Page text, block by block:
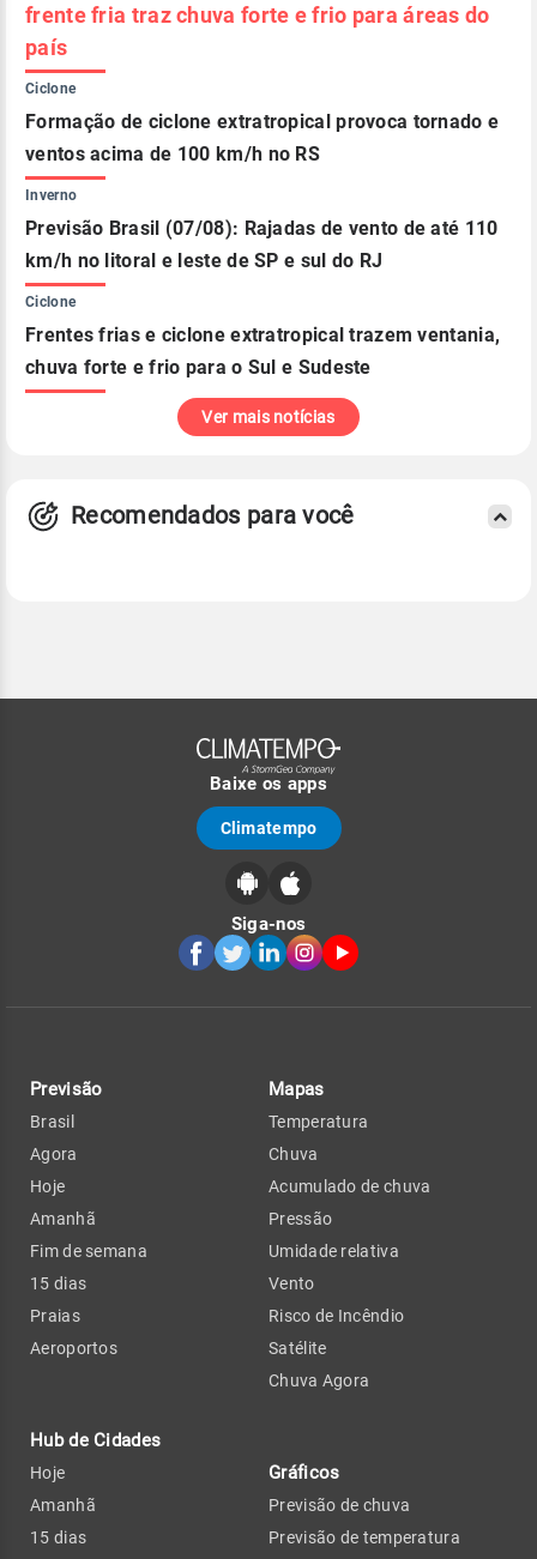
frente fria traz chuva forte e frio para áreas do
país
Ciclone
Formação de ciclone extratropical provoca tornado e
ventos acima de 100 km/h no RS
Inverno
Previsão Brasil (07/08): Rajadas de vento de até 110
km/h no litoral e leste de SP e sul do RJ
Ciclone
Frentes frias e ciclone extratropical trazem ventania,
chuva forte e frio para o Sul e Sudeste
Ver mais notícias
Recomendados para você
Baixe os apps
Climatempo
Siga-nos
Previsão
Brasil
Agora
Hoje
Amanhã
Fim de semana
15 dias
Praias
Aeroportos
Hub de Cidades
Hoje
Amanhã
15 dias
Mapas
Temperatura
Chuva
Acumulado de chuva
Pressão
Umidade relativa
Vento
Risco de Incêndio
Satélite
Chuva Agora
Gráficos
Previsão de chuva
Previsão de temperatura